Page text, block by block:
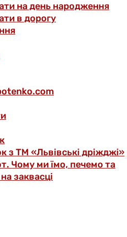
на день народження
в дорогу
з ТМ «Львівські дріжджі»
Чому ми їмо, печемо та
заквасці